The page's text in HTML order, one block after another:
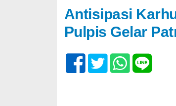
Antisipasi
Pulpis Gelar